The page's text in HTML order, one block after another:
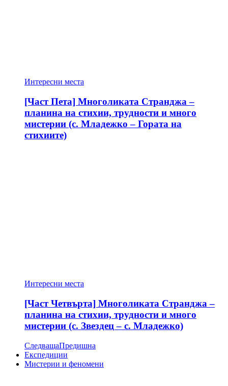
Интересни места
[Част Пета] Многоликата Странджа –
планина на стихии, трудности и много
мистерии (с. Младежко – Гората на
стихиите)
Интересни места
[Част Четвърта] Многоликата Странджа –
планина на стихии, трудности и много
мистерии (с. Звездец – с. Младежко)
СледващаПредишна
Експедиции
Мистерии и феномени